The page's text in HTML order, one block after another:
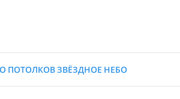
ПОТОЛКОВ ЗВЁЗДНОЕ НЕБО